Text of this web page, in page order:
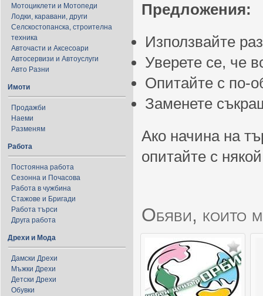
Мотоциклети и Мотопеди
Лодки, каравани, други
Селскостопанска, строителна
техника
Авточасти и Аксесоари
Автосервизи и Автоуслуги
Авто Разни
Имоти
Продажби
Наеми
Разменям
Работа
Постоянна работа
Сезонна и Почасова
Работа в чужбина
Стажове и Бригади
Работа търси
Друга работа
Дрехи и Мода
Дамски Дрехи
Мъжки Дрехи
Детски Дрехи
Обувки
Предложения:
Използвайте
Уверете се, че
Опитайте с по-
Заменете
Ако начина на
опитайте с
Обяви, които